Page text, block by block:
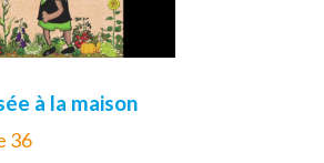
à la maison
36